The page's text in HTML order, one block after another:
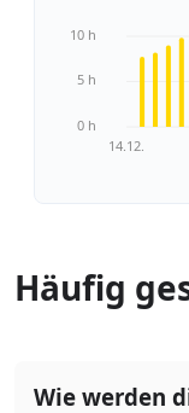
0 h
5 h
10 h
14.12.
Häufig
Wie werden